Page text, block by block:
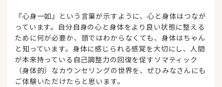
『心身一如』という言葉が示すように、心と身体はつなが
っています。自分自身の心と身体をより良い状態に整える
ために何が必要か、頭ではわからなくても、身体はちゃん
と知っています。身体に感じられる感覚を大切にし、人間
が本来持っている自己調整力の回復を促すソマティック
（身体的）なカウンセリングの世界を、ぜひみなさんにも
ご体験いただけたらと思います。